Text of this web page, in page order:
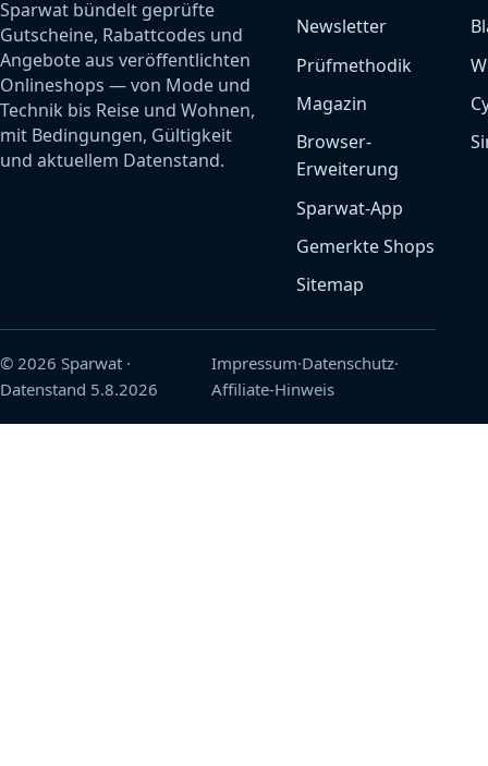
Sparwat bündelt geprüfte
Gutscheine, Rabattcodes und
Angebote aus veröffentlichten
Onlineshops — von Mode und
Technik bis Reise und Wohnen,
mit Bedingungen, Gültigkeit
und aktuellem Datenstand.
Newsletter
Prüfmethodik
Magazin
Browser-
Erweiterung
Sparwat-App
Gemerkte Shops
Sitemap
© 2026 Sparwat ·
Datenstand 5.8.2026
Impressum·Datenschutz·
Affiliate-Hinweis